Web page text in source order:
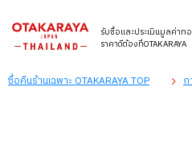
รับซื้อและประเมินมูลค่าท
ราคาดีต้องที่OTAKARAYA
ซื้อคืนร้านเฉพาะ OTAKARAYA TOP ก